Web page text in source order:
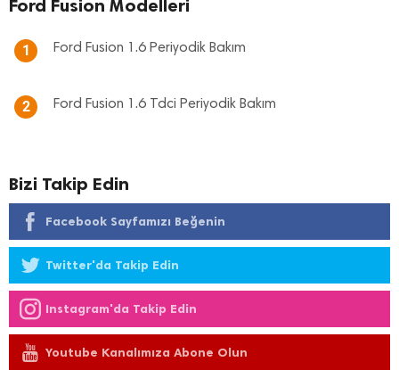
Ford Fusion Modelleri
1 Ford Fusion 1.6 Periyodik Bakım
2 Ford Fusion 1.6 Tdci Periyodik Bakım
Bizi Takip Edin
Facebook Sayfamızı Beğenin
Twitter'da Takip Edin
Instagram'da Takip Edin
Youtube Kanalımıza Abone Olun